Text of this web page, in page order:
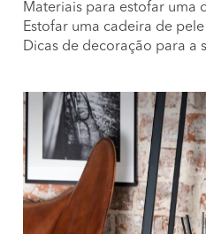
Materiais para estofar uma
Estofar uma cadeira de
Dicas de decoração para a